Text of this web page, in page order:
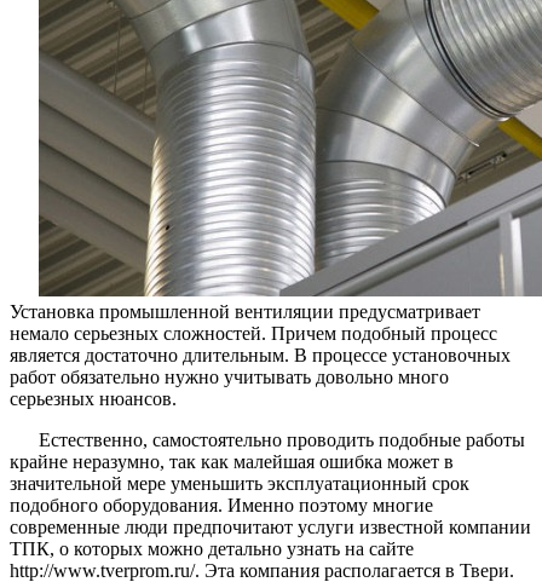
Установка промышленной вентиляции предусматривает
немало серьезных сложностей. Причем подобный процесс
является достаточно длительным. В процессе установочных
работ обязательно нужно учитывать довольно много
серьезных нюансов.
Естественно, самостоятельно проводить подобные работы
крайне неразумно, так как малейшая ошибка может в
значительной мере уменьшить эксплуатационный срок
подобного оборудования. Именно поэтому многие
современные люди предпочитают услуги известной компании
ТПК, о которых можно детально узнать на сайте
http://www.tverprom.ru/. Эта компания располагается в Твери.